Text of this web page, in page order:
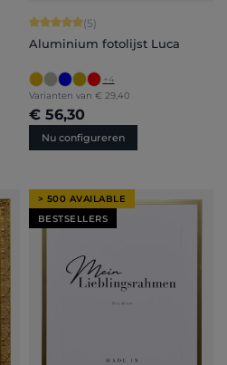
van 5 sterren
Gemiddelde waardering van 5 van 5
(5)
Aluminium fotolijst Luca
+4
Varianten van € 29,40
€ 56,30
Nu configureren
> 500 AVAILABLE
BESTSELLERS